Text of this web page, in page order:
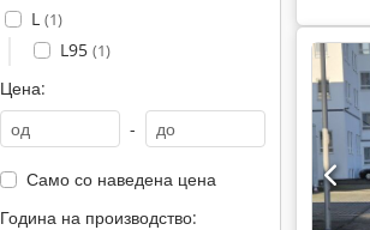
L (1)
L95 (1)
Цена:
-
Само со наведена цена
Година на производство:
кг,